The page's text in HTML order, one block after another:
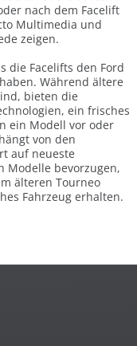
nach dem Facelift
Multimedia und
zeigen.
die Facelifts den Ford
Während ältere
bieten die
ein frisches
ein Modell vor oder
von den
auf neueste
Modelle bevorzugen,
älteren Tourneo
Fahrzeug erhalten.